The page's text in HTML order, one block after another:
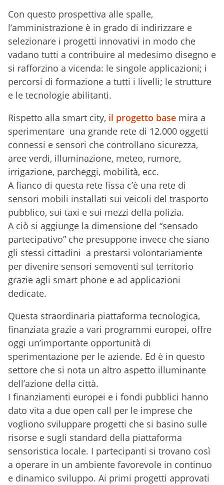
Con questo prospettiva alle spalle,
l’amministrazione è in grado di indirizzare e
selezionare i progetti innovativi in modo che
vadano tutti a contribuire al medesimo disegno e
si rafforzino a vicenda: le singole applicazioni; i
percorsi di formazione a tutti i livelli; le strutture
e le tecnologie abilitanti.
Rispetto alla smart city, il progetto base mira a
sperimentare una grande rete di 12.000 oggetti
connessi e sensori che controllano sicurezza,
aree verdi, illuminazione, meteo, rumore,
irrigazione, parcheggi, mobilità, ecc.
A fianco di questa rete fissa c’è una rete di
sensori mobili installati sui veicoli del trasporto
pubblico, sui taxi e sui mezzi della polizia.
A ciò si aggiunge la dimensione del “sensado
partecipativo” che presuppone invece che siano
gli stessi cittadini a prestarsi volontariamente
per divenire sensori semoventi sul territorio
grazie agli smart phone e ad applicazioni
dedicate.
Questa straordinaria piattaforma tecnologica,
finanziata grazie a vari programmi europei, offre
oggi un’importante opportunità di
sperimentazione per le aziende. Ed è in questo
settore che si nota un altro aspetto illuminante
dell’azione della città.
I finanziamenti europei e i fondi pubblici hanno
dato vita a due open call per le imprese che
vogliono sviluppare progetti che si basino sulle
risorse e sugli standard della piattaforma
sensoristica locale. I partecipanti si trovano così
a operare in un ambiente favorevole in continuo
e dinamico sviluppo. Ai primi progetti approvati